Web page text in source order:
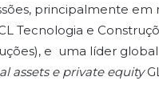
principalmente em
Tecnologia e
e uma líder
assets e private equity